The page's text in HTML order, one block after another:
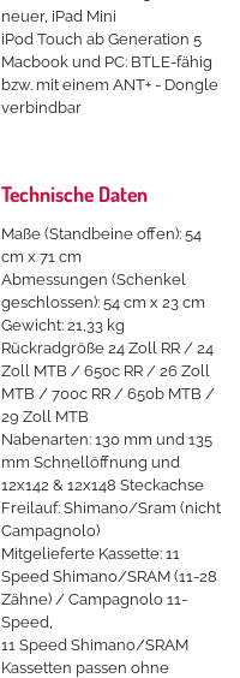
neuer, iPad Mini
iPod Touch ab Generation 5
Macbook und PC: BTLE-fähig
bzw. mit einem ANT+ - Dongle
verbindbar
Technische Daten
Maße (Standbeine offen): 54
cm x 71 cm
Abmessungen (Schenkel
geschlossen): 54 cm x 23 cm
Gewicht: 21,33 kg
Rückradgröße 24 Zoll RR / 24
Zoll MTB / 650c RR / 26 Zoll
MTB / 700c RR / 650b MTB /
29 Zoll MTB
Nabenarten: 130 mm und 135
mm Schnellöffnung und
12x142 & 12x148 Steckachse
Freilauf: Shimano/Sram (nicht
Campagnolo)
Mitgelieferte Kassette: 11
Speed Shimano/SRAM (11-28
Zähne) / Campagnolo 11-
Speed,
11 Speed Shimano/SRAM
Kassetten passen ohne